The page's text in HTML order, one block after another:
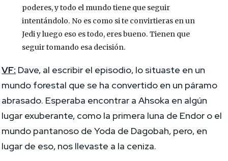
poderes, y todo el mundo tiene que seguir
intentándolo. No es como si te convirtieras en un
Jedi y luego eso es todo, eres bueno. Tienen que
seguir tomando esa decisión.
VF: Dave, al escribir el episodio, lo situaste en un
mundo forestal que se ha convertido en un páramo
abrasado. Esperaba encontrar a Ahsoka en algún
lugar exuberante, como la primera luna de Endor o el
mundo pantanoso de Yoda de Dagobah, pero, en
lugar de eso, nos llevaste a la ceniza.